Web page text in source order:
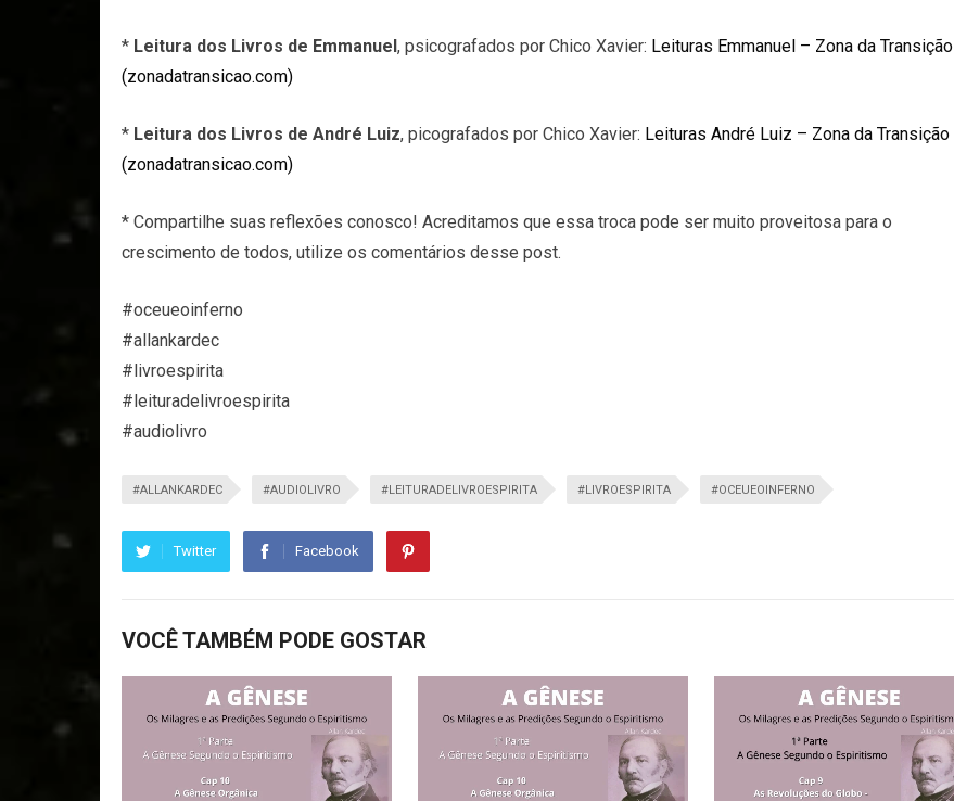
* Leitura dos Livros de Emmanuel, psicografados por Chico Xavier: Leituras Emmanuel – Zona da Transição
(zonadatransicao.com)
* Leitura dos Livros de André Luiz, picografados por Chico Xavier: Leituras André Luiz – Zona da Transição
(zonadatransicao.com)
* Compartilhe suas reflexões conosco! Acreditamos que essa troca pode ser muito proveitosa para o
crescimento de todos, utilize os comentários desse post.
#oceueoinferno
#allankardec
#livroespirita
#leituradelivroespirita
#audiolivro
#ALLANKARDEC #AUDIOLIVRO #LEITURADELIVROESPIRITA #LIVROESPIRITA #OCEUEOINFERNO
Twitter Facebook
VOCÊ TAMBÉM PODE GOSTAR